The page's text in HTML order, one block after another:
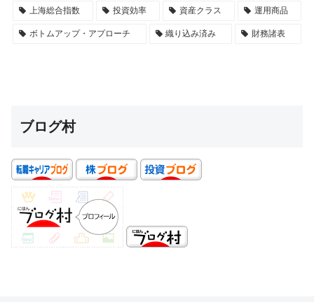
上海総合指数 投資効率 資産クラス 運用商品
ボトムアップ・アプローチ 織り込み済み 財務諸表
ブログ村